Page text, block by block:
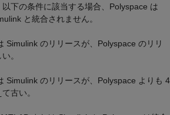
下の条件に該当する場合、Polyspace は
と統合されません。
Simulink のリリースが、Polyspace のリリ
。
Simulink のリリースが、Polyspace よりも 4
古い。